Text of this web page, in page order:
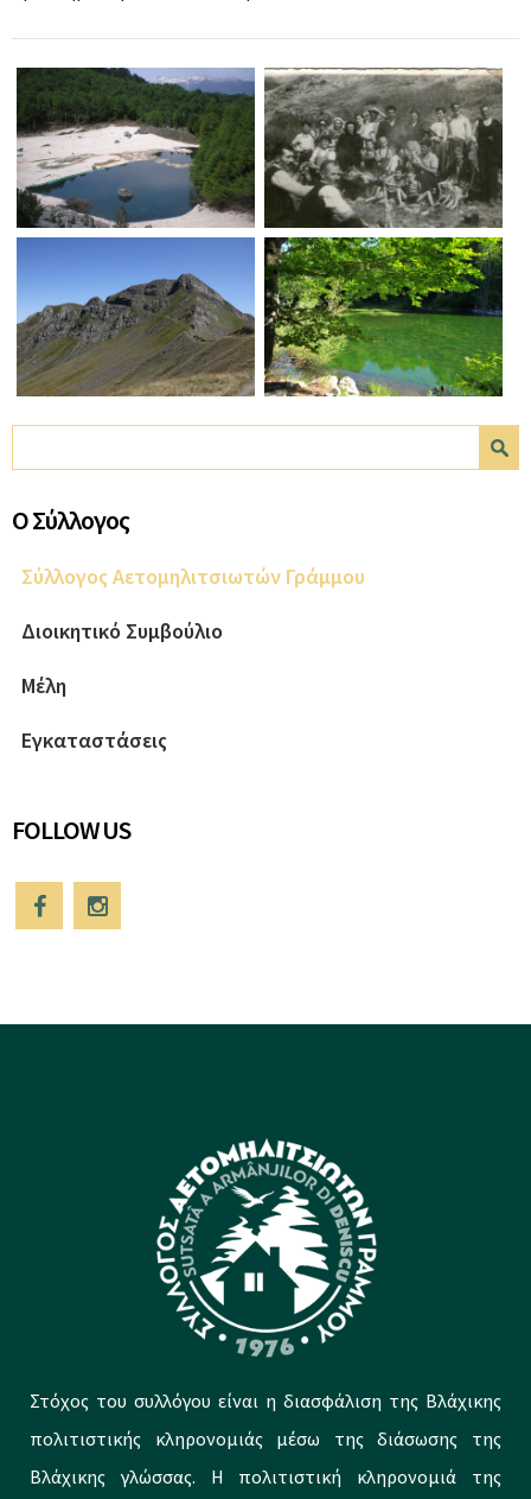
Φόρμα αναζήτησης
Ο Σύλλογος
Σύλλογος Αετομηλιτσιωτών Γράμμου
Διοικητικό Συμβούλιο
Μέλη
Εγκαταστάσεις
FOLLOW US
Στόχος του συλλόγου είναι η διασφάλιση της Βλάχικης
πολιτιστικής κληρονομιάς μέσω της διάσωσης της
Βλάχικης γλώσσας. Η πολιτιστική κληρονομιά της